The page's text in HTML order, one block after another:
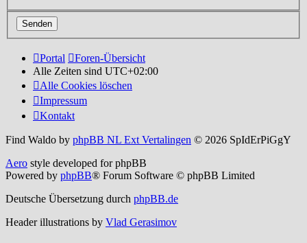
Portal
Foren-Übersicht
Alle Zeiten sind UTC+02:00
Alle Cookies löschen
Impressum
Kontakt
Find Waldo by phpBB NL Ext Vertalingen © 2026 SpIdErPiGgY
Aero style developed for phpBB
Powered by phpBB® Forum Software © phpBB Limited
Deutsche Übersetzung durch phpBB.de
Header illustrations by Vlad Gerasimov